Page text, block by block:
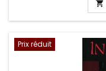

Prix réduit